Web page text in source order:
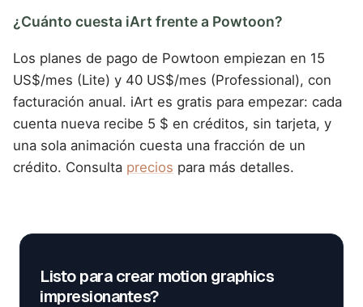
¿Cuánto cuesta iArt frente a Powtoon?
Los planes de pago de Powtoon empiezan en 15
US$/mes (Lite) y 40 US$/mes (Professional), con
facturación anual. iArt es gratis para empezar: cada
cuenta nueva recibe 5 $ en créditos, sin tarjeta, y
una sola animación cuesta una fracción de un
crédito. Consulta precios para más detalles.
Listo para crear motion graphics
impresionantes?